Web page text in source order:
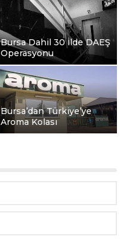
Bursa Dahil 30 İlde DAEŞ
Operasyonu
Bursa’dan Türkiye’ye
Aroma Kolası